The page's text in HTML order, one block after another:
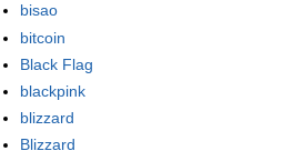
bisao
bitcoin
Black Flag
blackpink
blizzard
Blizzard